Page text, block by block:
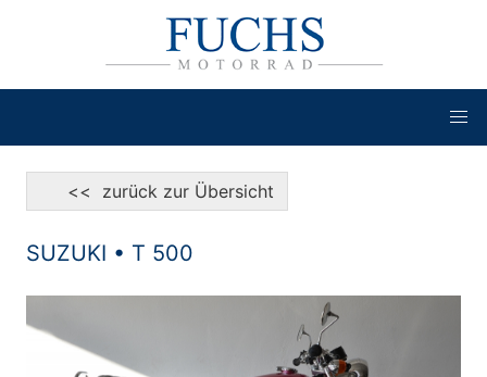
<< zurück zur Übersicht
SUZUKI • T 500